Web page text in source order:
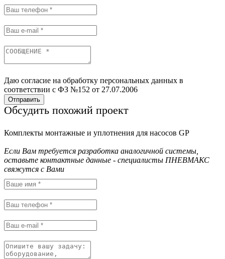
Даю согласие на обработку персональных данных в
соответствии с ФЗ №152 от 27.07.2006
Отправить
Обсудить похожий проект
Комплекты монтажные и уплотнения для насосов GP
Если Вам требуется разработка аналогичной системы,
оставьте контактные данные - специалисты ПНЕВМАКС
свяжутся с Вами